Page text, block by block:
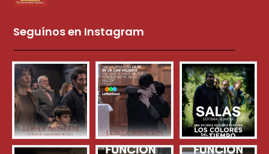
Seguínos en Instagram